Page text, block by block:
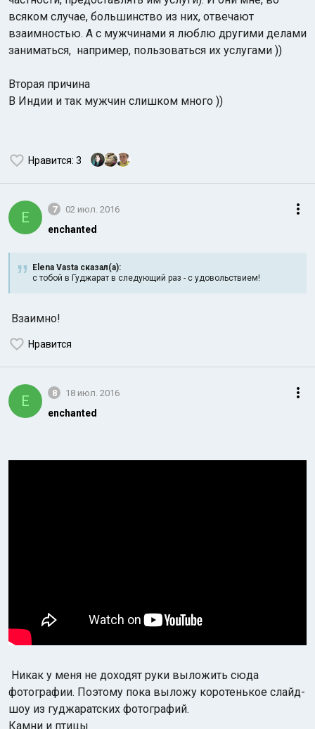
всяком случае, большинство из них, отвечают
взаимностью. А с мужчинами я люблю другими делами
заниматься, например, пользоваться их услугами ))
Вторая причина
В Индии и так мужчин слишком много ))
Нравится: 3
E 7 02 июл. 2016
enchanted
Elena Vasta сказал(а):
с тобой в Гуджарат в следующий раз - с удовольствием!
Взаимно!
Нравится
E 8 18 июл. 2016
enchanted
Никак у меня не доходят руки выложить сюда
фотографии. Поэтому пока выложу коротенькое слайд-
шоу из гуджаратских фотографий.
Камни и птицы